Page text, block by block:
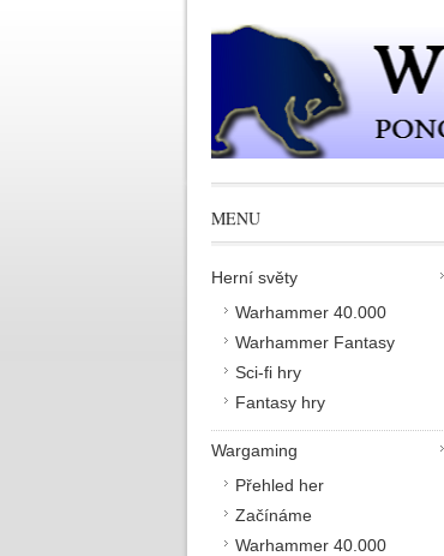
MENU
Herní světy
Warhammer 40.000
Warhammer Fantasy
Sci-fi hry
Fantasy hry
Wargaming
Přehled her
Začínáme
Warhammer 40.000